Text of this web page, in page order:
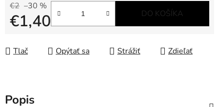
€2 –30 %
€1,40 DO KOŠÍKA
Tlač Opýtať sa Strážiť Zdieľať
Popis